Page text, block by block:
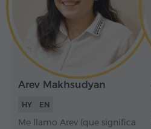
Arev Makhsudyan
HY EN
Me llamo Arev (que significa